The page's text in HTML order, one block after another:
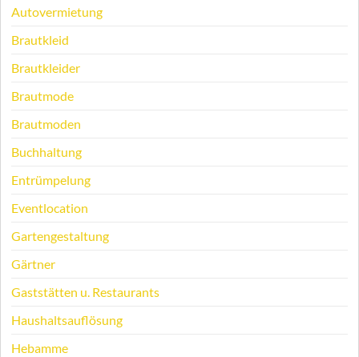
Autovermietung
Brautkleid
Brautkleider
Brautmode
Brautmoden
Buchhaltung
Entrümpelung
Eventlocation
Gartengestaltung
Gärtner
Gaststätten u. Restaurants
Haushaltsauflösung
Hebamme